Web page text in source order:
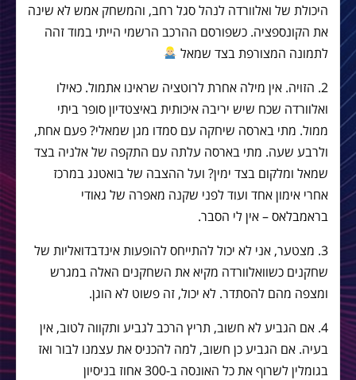
היכולת של ואלוורדה לנהל סגל רחב, והמשחק אמש לא שינה
את הקונספציה. כשפורסם ההרכב הרשמי הייתי במוד זהה
לתמונה המצורפת בצד שמאל
2. הזויה. אין מילה אחרת לרוטציה שראינו אתמול. כאילו
ואלוורדה שכח שיש יריבה איכותית באיצטדיון סופר ביתי
ממול. מתי בארסה שיחקה עם סמדו מגן שמאלי? פעם אחת,
ולרבע שעה. מתי בארסה עלתה עם התקפה של אלניה בצד
שמאל ומלקום בצד ימין? ועל ההצבה של בואטנג במרכז
אחרי אימון אחד ועוד לפני שקנה מאפרה של גאודי
בראמבלאס – אין לי הסבר.
3. מצטער, אני לא יכול להתייחס להופעות אינדבדואליות של
שחקנים כשוואלוורדה מקיא את השחקנים האלה במגרש
ומצפה מהם להסתדר. לא יכול, זה פשוט לא הוגן.
4. אם הגביע לא חשוב, תריץ הרכב לגביע ותקווה לטוב, אין
בעיה. אם הגביע כן חשוב, למה להכניס את עצמנו לבור ואז
בגומלין לשרוף את כל האונסה ב-300 אחוז בניסיון